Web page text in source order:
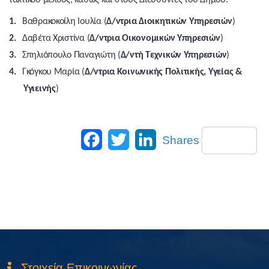
1. Βαθρακοκοίλη Ιουλία (Δ/ντρια Διοικητικών Υπηρεσιών)
2.
Δαβέτα Χριστίνα (Δ/ντρια Οικονομικών Υπηρεσιών)
3.
Σπηλιόπουλο Παναγιώτη (Δ/ντή Τεχνικών Υπηρεσιών)
4.
Γκόγκου Μαρία (Δ/ντρια Κοινωνικής Πολιτικής, Υγείας &
Υγιεινής)
Facebook
Twitter LinkedIn
Shares